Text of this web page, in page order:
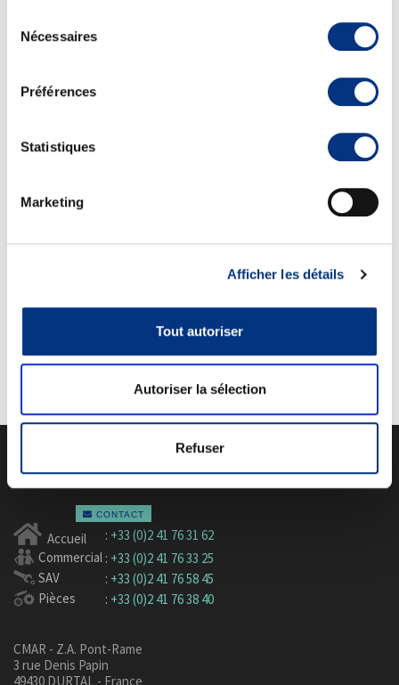
Nécessaires
Préférences
Statistiques
Marketing
Afficher les détails
Tout autoriser
Autoriser la sélection
Refuser
NOUS CONTACTER
CONTACT
Accueil : +33 (0)2 41 76 31 62
Commercial : +33 (0)2 41 76 33 25
SAV
: +33 (0)2 41 76 58 45
Pièces
: +33 (0)2 41 76 38 40
CMAR - Z.A. Pont-Rame
3 rue Denis Papin
49430 DURTAL - France